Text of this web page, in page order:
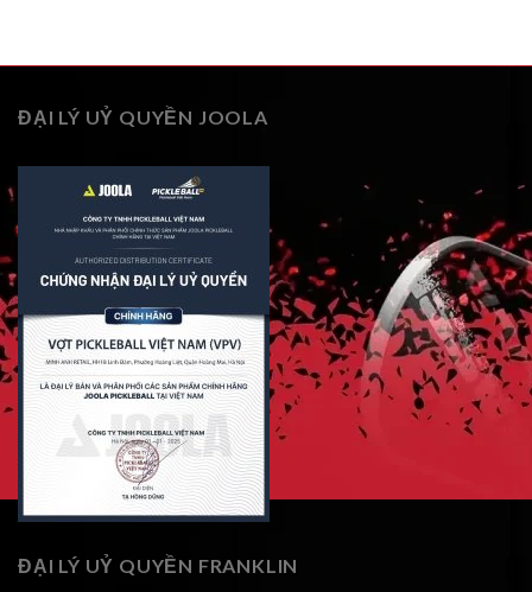
ĐẠI LÝ UỶ QUYỀN JOOLA
ĐẠI LÝ UỶ QUYỀN FRANKLIN